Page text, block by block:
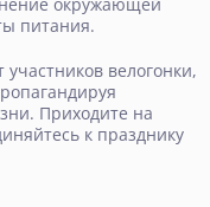
питания.
велогонки,
Приходите на
к празднику